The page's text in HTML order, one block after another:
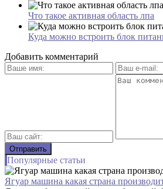
Что такое активная область лпа
Куда можно встроить блок
Добавить комментарий
Популярные статьи
Ягуар машина какая страна